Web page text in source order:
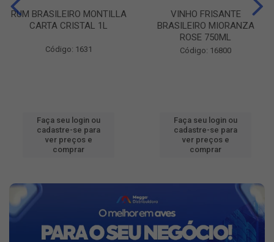
RUM BRASILEIRO MONTILLA
CARTA CRISTAL 1L
Código: 1631
Faça seu login ou
cadastre-se para
ver preços e
comprar
VINHO FRISANTE
BRASILEIRO MIORANZA
ROSE 750ML
Código: 16800
Faça seu login ou
cadastre-se para
ver preços e
comprar